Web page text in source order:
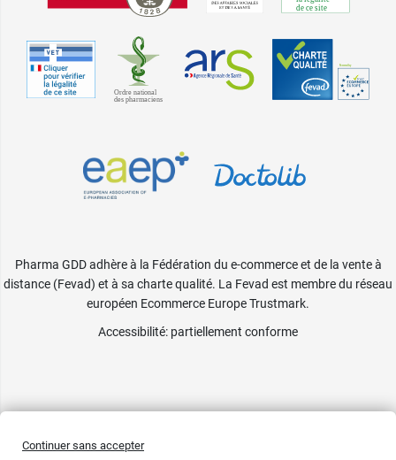
Pharma GDD adhère à la Fédération du e-commerce et de la vente à
distance (Fevad) et à sa charte qualité. La Fevad est membre du réseau
européen Ecommerce Europe Trustmark.
Accessibilité: partiellement conforme
Continuer sans accepter